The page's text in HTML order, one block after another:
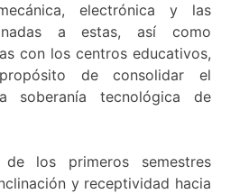
electrónica y las
a estas, así como
con los centros educativos,
de consolidar el
soberanía tecnológica de
de los primeros semestres
y receptividad hacia